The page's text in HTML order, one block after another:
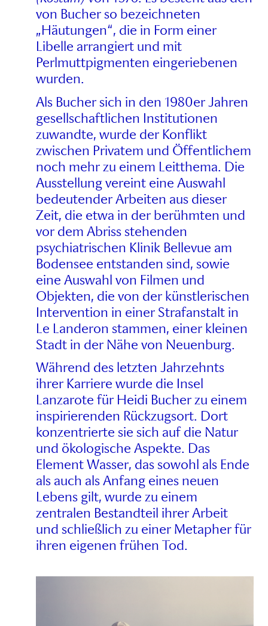
von Bucher so bezeichneten
„Häutungen“, die in Form einer
Libelle arrangiert und mit
Perlmuttpigmenten eingeriebenen
wurden.
Als Bucher sich in den 1980er Jahren
gesellschaftlichen Institutionen
zuwandte, wurde der Konflikt
zwischen Privatem und Öffentlichem
noch mehr zu einem Leitthema. Die
Ausstellung vereint eine Auswahl
bedeutender Arbeiten aus dieser
Zeit, die etwa in der berühmten und
vor dem Abriss stehenden
psychiatrischen Klinik Bellevue am
Bodensee entstanden sind, sowie
eine Auswahl von Filmen und
Objekten, die von der künstlerischen
Intervention in einer Strafanstalt in
Le Landeron stammen, einer kleinen
Stadt in der Nähe von Neuenburg.
Während des letzten Jahrzehnts
ihrer Karriere wurde die Insel
Lanzarote für Heidi Bucher zu einem
inspirierenden Rückzugsort. Dort
konzentrierte sie sich auf die Natur
und ökologische Aspekte. Das
Element Wasser, das sowohl als Ende
als auch als Anfang eines neuen
Lebens gilt, wurde zu einem
zentralen Bestandteil ihrer Arbeit
und schließlich zu einer Metapher für
ihren eigenen frühen Tod.